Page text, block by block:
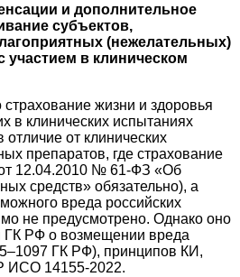
и дополнительное
субъектов,
(нежелательных)
участием в клиническом
жизни и здоровья
в клинических испытаниях
от клинических
препаратов, где страхование
12.04.2010 № 61‑ФЗ «Об
средств» обязательно), а
вреда российских
не предусмотрено. Однако оно
ГК РФ о возмещении вреда
ГК РФ), принципов КИ,
ИСО 14155-2022.